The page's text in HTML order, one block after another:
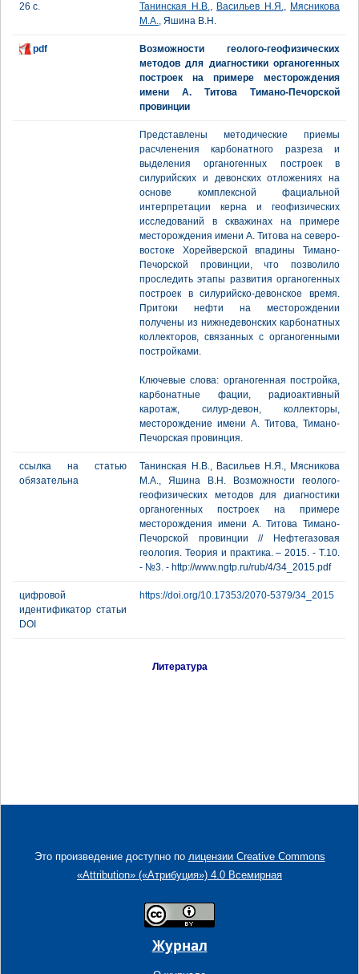
26 с. Танинская Н.В., Васильев Н.Я., Мясникова
М.А., Яшина В.Н.
pdf
Возможности геолого-геофизических
методов для диагностики органогенных
построек на примере месторождения
имени А. Титова Тимано-Печорской
провинции
Представлены методические приемы
расчленения карбонатного разреза и
выделения органогенных построек в
силурийских и девонских отложениях на
основе комплексной фациальной
интерпретации керна и геофизических
исследований в скважинах на примере
месторождения имени А. Титова на северо-
востоке Хорейверской впадины Тимано-
Печорской провинции, что позволило
проследить этапы развития органогенных
построек в силурийско-девонское время.
Притоки нефти на месторождении
получены из нижнедевонских карбонатных
коллекторов, связанных с органогенными
постройками.
Ключевые слова: органогенная постройка,
карбонатные фации, радиоактивный
каротаж, силур-девон, коллекторы,
месторождение имени А. Титова, Тимано-
Печорская провинция.
ссылка на статью
обязательна
Танинская Н.В., Васильев Н.Я., Мясникова
М.А., Яшина В.Н. Возможности геолого-
геофизических методов для диагностики
органогенных построек на примере
месторождения имени А. Титова Тимано-
Печорской провинции // Нефтегазовая
геология. Теория и практика. – 2015. - Т.10.
- №3. - http://www.ngtp.ru/rub/4/34_2015.pdf
цифровой
идентификатор статьи
DOI
https://doi.org/10.17353/2070-5379/34_2015
Литература
Это произведение доступно по лицензии Creative Commons
«Attribution» («Атрибуция») 4.0 Всемирная
Журнал